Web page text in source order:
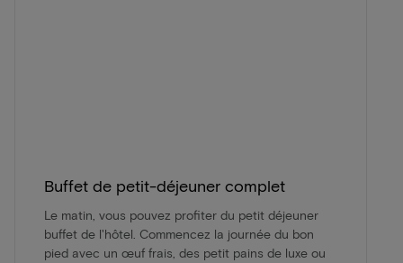
Buffet de petit-déjeuner complet
Le matin, vous pouvez profiter du petit déjeuner
buffet de l'hôtel. Commencez la journée du bon
pied avec un œuf frais, des petit pains de luxe ou